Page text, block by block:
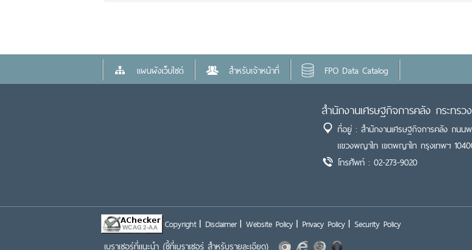
แผนผังเว็บไซต์ สำหรับเจ้าหน้าที่ FPO Data Catalog
สำนักงานเศรษฐกิจการคลัง กระทรว
ที่อยู่ : สำนักงานเศรษฐกิจการคลัง ถนน
แขวงพญาไท เขตพญาไท กรุงเทพฯ
โทรศัพท์ : 02-273-9020
Copyright Disclaimer Website Policy Privacy Policy Security Policy
เบราเซอร์ที่แนะนำ (ชี้ที่เบราเซอร์ สำหรับรายละเอียด)